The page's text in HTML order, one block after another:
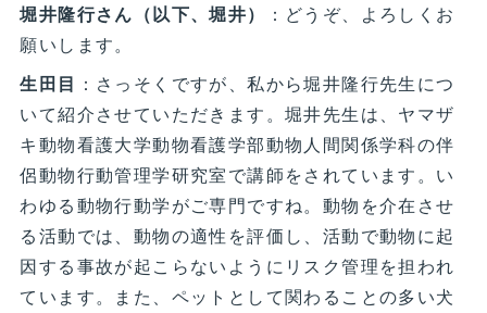
堀井隆行さん（以下、堀井）
：どうぞ、よろしくお
願いします。
生田目 ：さっそくですが、私から堀井隆行先生につ
いて紹介させていただきます。堀井先生は、ヤマザ
キ動物看護大学動物看護学部動物人間関係学科の伴
侶動物行動管理学研究室で講師をされています。い
わゆる動物行動学がご専門ですね。動物を介在させ
る活動では、動物の適性を評価し、活動で動物に起
因する事故が起こらないようにリスク管理を担われ
ています。また、ペットとして関わることの多い犬